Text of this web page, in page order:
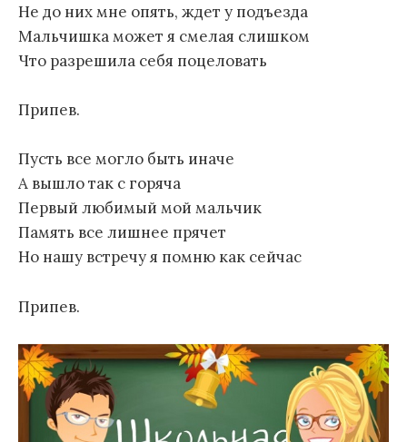
Не до них мне опять, ждет у подъезда
Мальчишка может я смелая слишком
Что разрешила себя поцеловать
Припев.
Пусть все могло быть иначе
А вышло так с горяча
Первый любимый мой мальчик
Память все лишнее прячет
Но нашу встречу я помню как сейчас
Припев.